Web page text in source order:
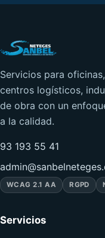
Servicios para
centros logísticos,
de obra con un
a la calidad.
93 193 55 41
WCAG 2.1 AA RGPD
Servicios